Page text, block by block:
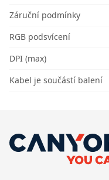
Záruční podmínky
RGB podsvícení
DPI (max)
Kabel je součástí balení